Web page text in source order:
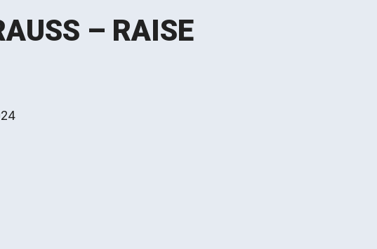
– RAISE